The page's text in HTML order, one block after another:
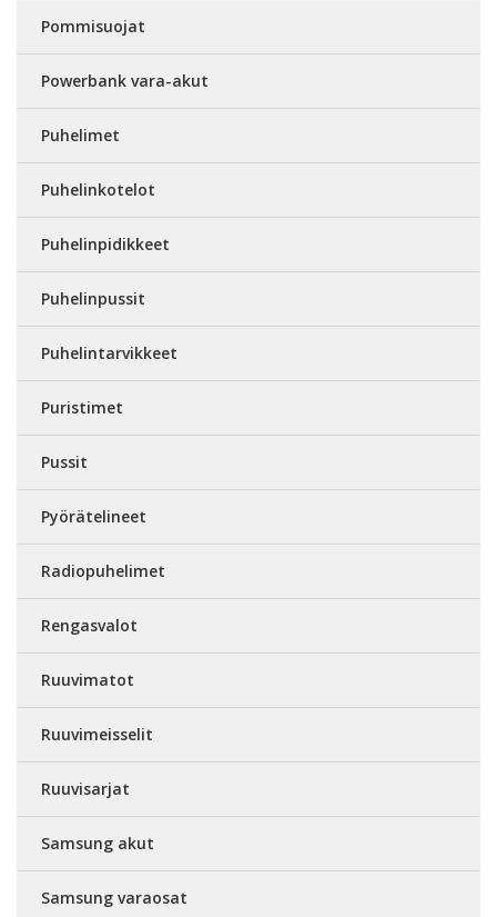
Pommisuojat
Powerbank vara-akut
Puhelimet
Puhelinkotelot
Puhelinpidikkeet
Puhelinpussit
Puhelintarvikkeet
Puristimet
Pussit
Pyörätelineet
Radiopuhelimet
Rengasvalot
Ruuvimatot
Ruuvimeisselit
Ruuvisarjat
Samsung akut
Samsung varaosat